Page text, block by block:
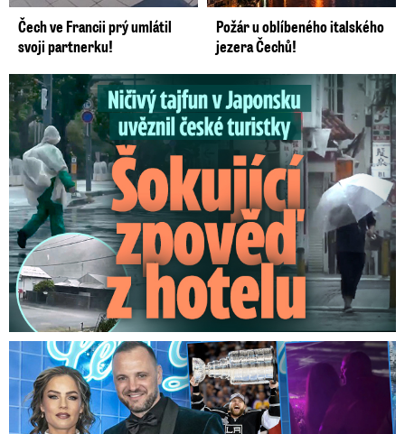
Čech ve Francii prý umlátil
svoji partnerku!
Požár u oblíbeného italského
jezera Čechů!
Ničivý tajfun uvěznil české turistky: Šokující zpověď
Na Gáboríka se sypou obvinění z nevěry: Reakce manželky!